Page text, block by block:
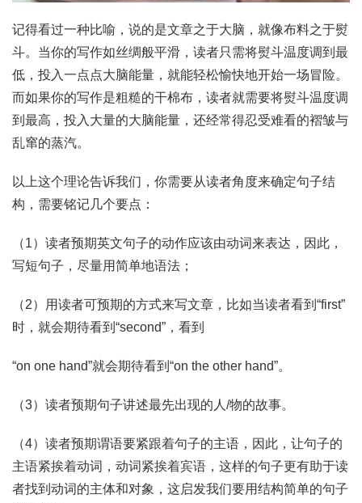
记得看过一种比喻，说的是文章之于大脑，就像布料之于熨
斗。当你的写作如丝绸般平滑，读者只需将熨斗温度调到最
低，投入一点点大脑能量，就能轻松愉快地开始一场冒险。
而如果你的写作是粗糙的干棉布，读者就需要将熨斗温度调
到最高，投入大量的大脑能量，还经常得忍受难看的褶皱与
乱窜的蒸汽。
以上这个理论告诉我们，你需要从读者角度来确定句子结
构，需要铭记几个要点：
（1）读者预期英文句子的动作应该由动词来表达，因此，
写短句子，尽量用简单地语法；
（2）用读者可预期的方式来写文章，比如当读者看到“first”
时，就会期待看到“second”，看到
“on one hand”就会期待看到“on the other hand”。
（3）读者预期句子讲述最先出现的人/物的故事。
（4）读者预期谓语要紧跟着句子的主语，因此，让句子的
主语紧挨着动词，动词紧挨着宾语，这样的句子更有助于读
者找到动词的主体和对象，这启发我们要用结构简单的句子